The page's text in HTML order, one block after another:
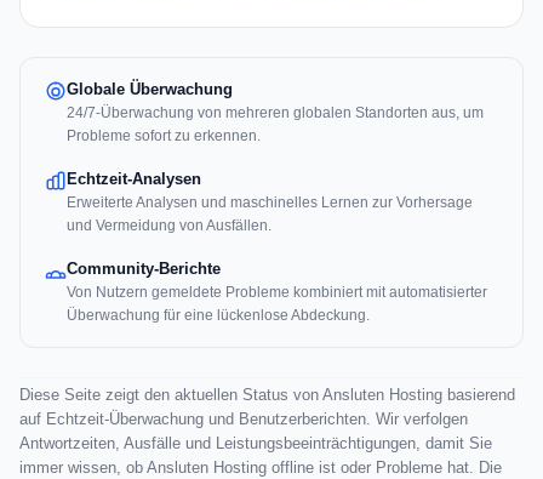
Globale Überwachung
24/7-Überwachung von mehreren globalen Standorten aus, um
Probleme sofort zu erkennen.
Echtzeit-Analysen
Erweiterte Analysen und maschinelles Lernen zur Vorhersage
und Vermeidung von Ausfällen.
Community-Berichte
Von Nutzern gemeldete Probleme kombiniert mit automatisierter
Überwachung für eine lückenlose Abdeckung.
Diese Seite zeigt den aktuellen Status von Ansluten Hosting basierend
auf Echtzeit-Überwachung und Benutzerberichten. Wir verfolgen
Antwortzeiten, Ausfälle und Leistungsbeeinträchtigungen, damit Sie
immer wissen, ob Ansluten Hosting offline ist oder Probleme hat. Die